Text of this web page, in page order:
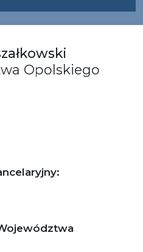
Opolskiego